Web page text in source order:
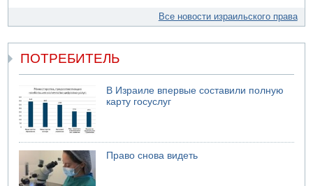
Все новости израильского права
ПОТРЕБИТЕЛЬ
В Израиле впервые составили полную
карту госуслуг
Право снова видеть